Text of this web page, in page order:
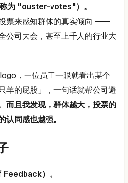
为 "ouster-votes"）。
票来感知群体的真实倾向 ——
公司大会，甚至上千人的行业大
，一位员工一眼就看出某个
羊的屁股」，一句话就帮公司避
而且我发现，群体越大，投票的
认同感也越强。
Feedback）。